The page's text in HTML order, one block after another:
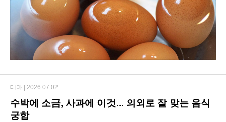
#삶은달걀
#삶은달걀보관방법
수박에 소금, 사과에 이것... 의외로 잘 맞는 음식
궁합
테마 | 2026.07.02